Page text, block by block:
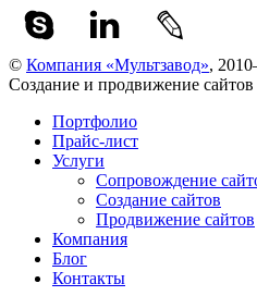
© Компания «Мультзавод»,
Создание и продвижение
Портфолио
Прайс-лист
Услуги
Сопровождение
Создание сайтов
Продвижение сайтов
Компания
Блог
Контакты